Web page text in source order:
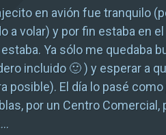
en avión fue tranquilo
a volar) y por fin estaba en
Ya sólo me quedaba
incluido 🙂 ) y esperar a
posible). El día lo pasé
por un Centro Comercial,